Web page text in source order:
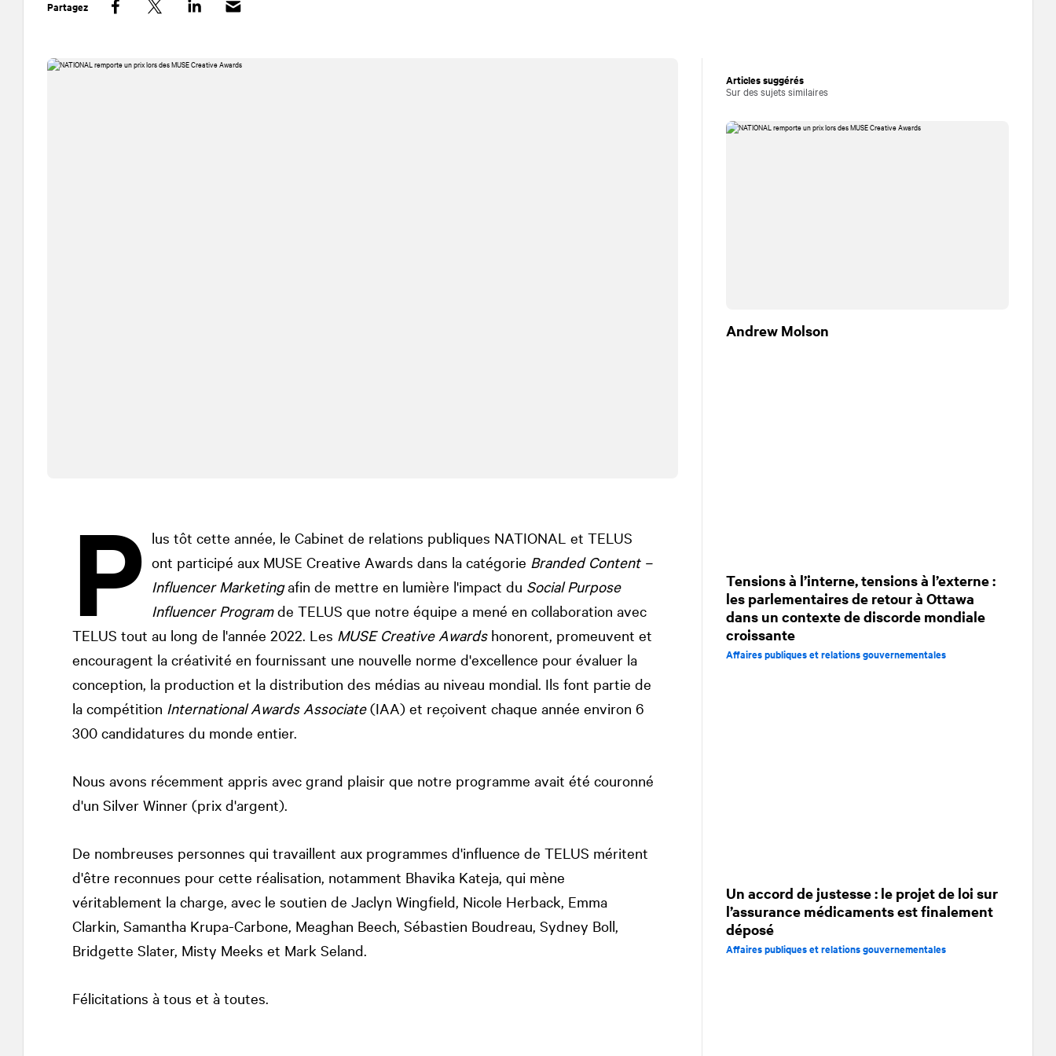
Partagez
P lus tôt cette année, le Cabinet de relations publiques NATIONAL et TELUS
ont participé aux MUSE Creative Awards dans la catégorie Branded Content –
Influencer Marketingafin de mettre en lumière l'impact du Social Purpose
Influencer Programde TELUS que notre équipe a mené en collaboration avec
TELUS tout au long de l'année 2022. Les MUSE Creative Awardshonorent, promeuvent et
encouragent la créativité en fournissant une nouvelle norme d'excellence pour évaluer la
conception, la production et la distribution des médias au niveau mondial. Ils font partie de
la compétition International Awards Associate(IAA) et reçoivent chaque année environ 6
300 candidatures du monde entier.
Nous avons récemment appris avec grand plaisir que notre programme avait été couronné
d'un Silver Winner (prix d'argent).
De nombreuses personnes qui travaillent aux programmes d'influence de TELUS méritent
d'être reconnues pour cette réalisation, notamment Bhavika Kateja, qui mène
véritablement la charge, avec le soutien de Jaclyn Wingfield, Nicole Herback, Emma
Clarkin, Samantha Krupa-Carbone, Meaghan Beech, Sébastien Boudreau, Sydney Boll,
Bridgette Slater, Misty Meeks et Mark Seland.
Félicitations à tous et à toutes.
Articles suggérés
Sur des sujets similaires
Andrew Molson
Tensions à l’interne, tensions à l’externe :
les parlementaires de retour à Ottawa
dans un contexte de discorde mondiale
croissante
Affaires publiques et relations gouvernementales
Un accord de justesse : le projet de loi sur
l’assurance médicaments est finalement
déposé
Affaires publiques et relations gouvernementales